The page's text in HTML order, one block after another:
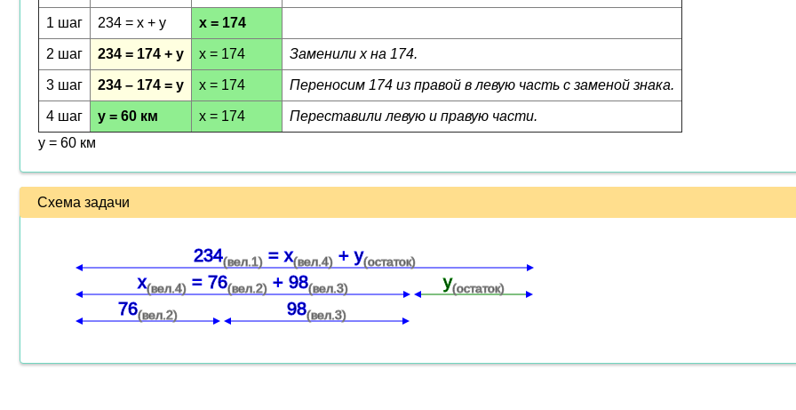
1 шаг 234 = x + y x = 174
2 шаг 234 = 174 + y x = 174 Заменили x на 174.
3 шаг 234 – 174 = y x = 174 Переносим 174 из правой в левую часть с заменой знака.
4 шаг y = 60 км x = 174
Переставили левую и правую части.
y = 60 км
Схема задачи
234(вел.1) = x(вел.4) + y(остаток)
x(вел.4) = 76(вел.2) + 98(вел.3)
76(вел.2) 98(вел.3)
y(остаток)